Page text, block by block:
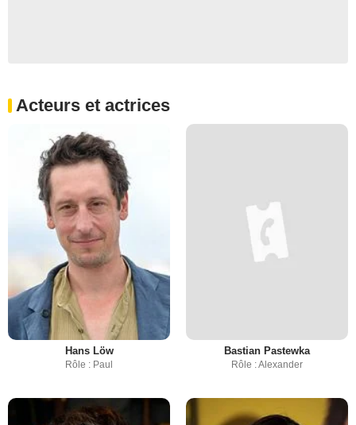
Acteurs et actrices
Hans Löw
Rôle : Paul
Bastian Pastewka
Rôle : Alexander